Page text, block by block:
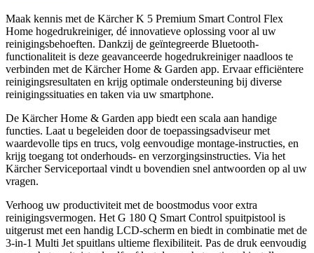
Maak kennis met de Kärcher K 5 Premium Smart Control Flex
Home hogedrukreiniger, dé innovatieve oplossing voor al uw
reinigingsbehoeften. Dankzij de geïntegreerde Bluetooth-
functionaliteit is deze geavanceerde hogedrukreiniger naadloos te
verbinden met de Kärcher Home & Garden app. Ervaar efficiëntere
reinigingsresultaten en krijg optimale ondersteuning bij diverse
reinigingssituaties en taken via uw smartphone.
De Kärcher Home & Garden app biedt een scala aan handige
functies. Laat u begeleiden door de toepassingsadviseur met
waardevolle tips en trucs, volg eenvoudige montage-instructies, en
krijg toegang tot onderhouds- en verzorgingsinstructies. Via het
Kärcher Serviceportaal vindt u bovendien snel antwoorden op al uw
vragen.
Verhoog uw productiviteit met de boostmodus voor extra
reinigingsvermogen. Het G 180 Q Smart Control spuitpistool is
uitgerust met een handig LCD-scherm en biedt in combinatie met de
3-in-1 Multi Jet spuitlans ultieme flexibiliteit. Pas de druk eenvoudig